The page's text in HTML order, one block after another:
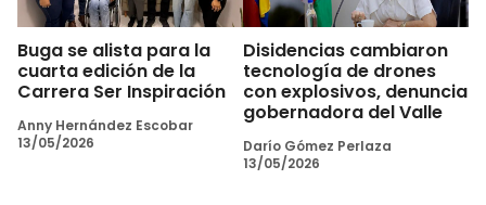
Buga se alista para la
cuarta edición de la
Carrera Ser Inspiración
Anny Hernández Escobar
13/05/2026
Disidencias cambiaron
tecnología de drones
con explosivos, denuncia
gobernadora del Valle
Darío Gómez Perlaza
13/05/2026